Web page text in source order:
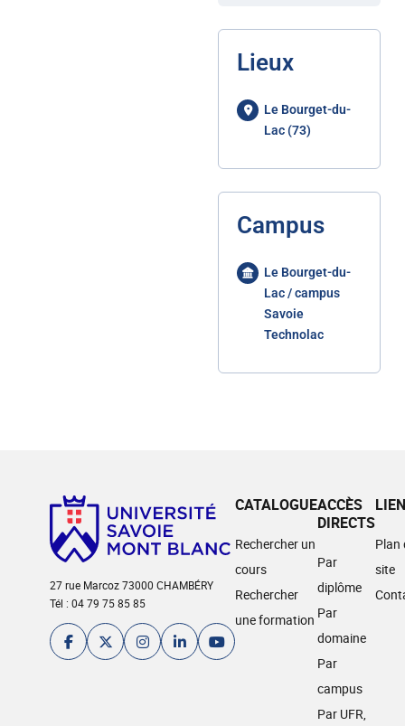
Lieux
Le Bourget-du-
Lac (73)
Campus
Le Bourget-du-
Lac / campus
Savoie
Technolac
27 rue Marcoz 73000 CHAMBÉRY
Tél : 04 79 75 85 85
CATALOGUE
Rechercher un
cours
Rechercher
une formation
ACCÈS
DIRECTS
Par
diplôme
Par
domaine
Par
campus
Par UFR,
Plan
site